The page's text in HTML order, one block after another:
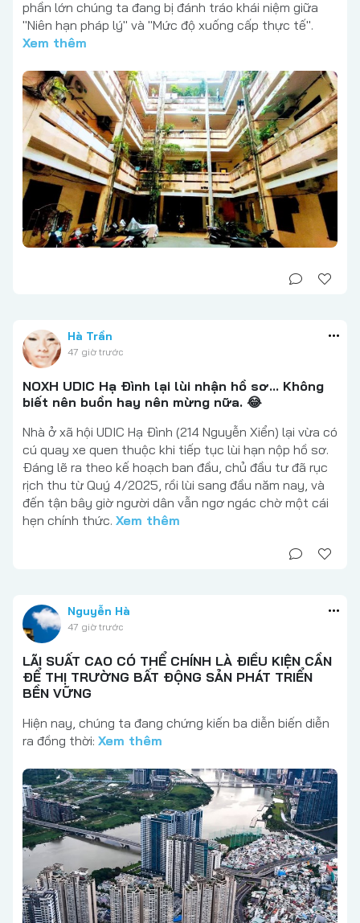
phần lớn chúng ta đang bị đánh tráo khái niệm giữa
"Niên hạn pháp lý" và "Mức độ xuống cấp thực tế".
Xem thêm
Hà Trần
47 giờ trước
NOXH UDIC Hạ Đình lại lùi nhận hồ sơ... Không
biết nên buồn hay nên mừng nữa. 😂
Nhà ở xã hội UDIC Hạ Đình (214 Nguyễn Xiển) lại vừa có
cú quay xe quen thuộc khi tiếp tục lùi hạn nộp hồ sơ.
Đáng lẽ ra theo kế hoạch ban đầu, chủ đầu tư đã rục
rịch thu từ Quý 4/2025, rồi lùi sang đầu năm nay, và
đến tận bây giờ người dân vẫn ngơ ngác chờ một cái
hẹn chính thức. Xem thêm
Nguyễn Hà
47 giờ trước
LÃI SUẤT CAO CÓ THỂ CHÍNH LÀ ĐIỀU KIỆN CẦN
ĐỂ THỊ TRƯỜNG BẤT ĐỘNG SẢN PHÁT TRIỂN
BỀN VỮNG
Hiện nay, chúng ta đang chứng kiến ba diễn biến diễn
ra đồng thời: Xem thêm